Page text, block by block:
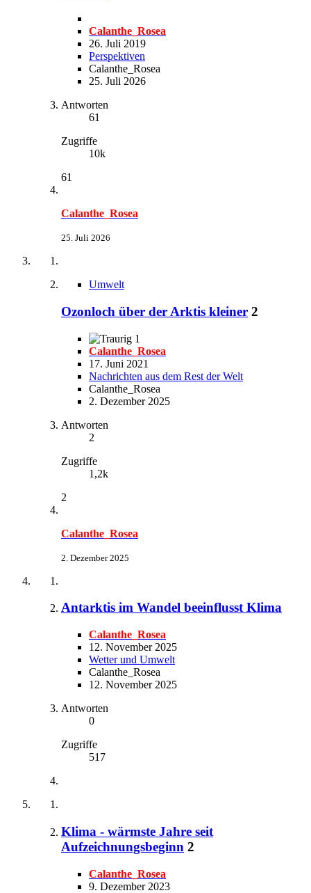
Calanthe_Rosea
26. Juli 2019
Perspektiven
Calanthe_Rosea
25. Juli 2026
Antworten
61
Zugriffe
10k
61
Calanthe_Rosea
25. Juli 2026
Umwelt
Ozonloch über der Arktis kleiner 2
1
Calanthe_Rosea
17. Juni 2021
Nachrichten aus dem Rest der Welt
Calanthe_Rosea
2. Dezember 2025
Antworten
2
Zugriffe
1,2k
2
Calanthe_Rosea
2. Dezember 2025
Antarktis im Wandel beeinflusst Klima
Calanthe_Rosea
12. November 2025
Wetter und Umwelt
Calanthe_Rosea
12. November 2025
Antworten
0
Zugriffe
517
Klima - wärmste Jahre seit
Aufzeichnungsbeginn 2
Calanthe_Rosea
9. Dezember 2023